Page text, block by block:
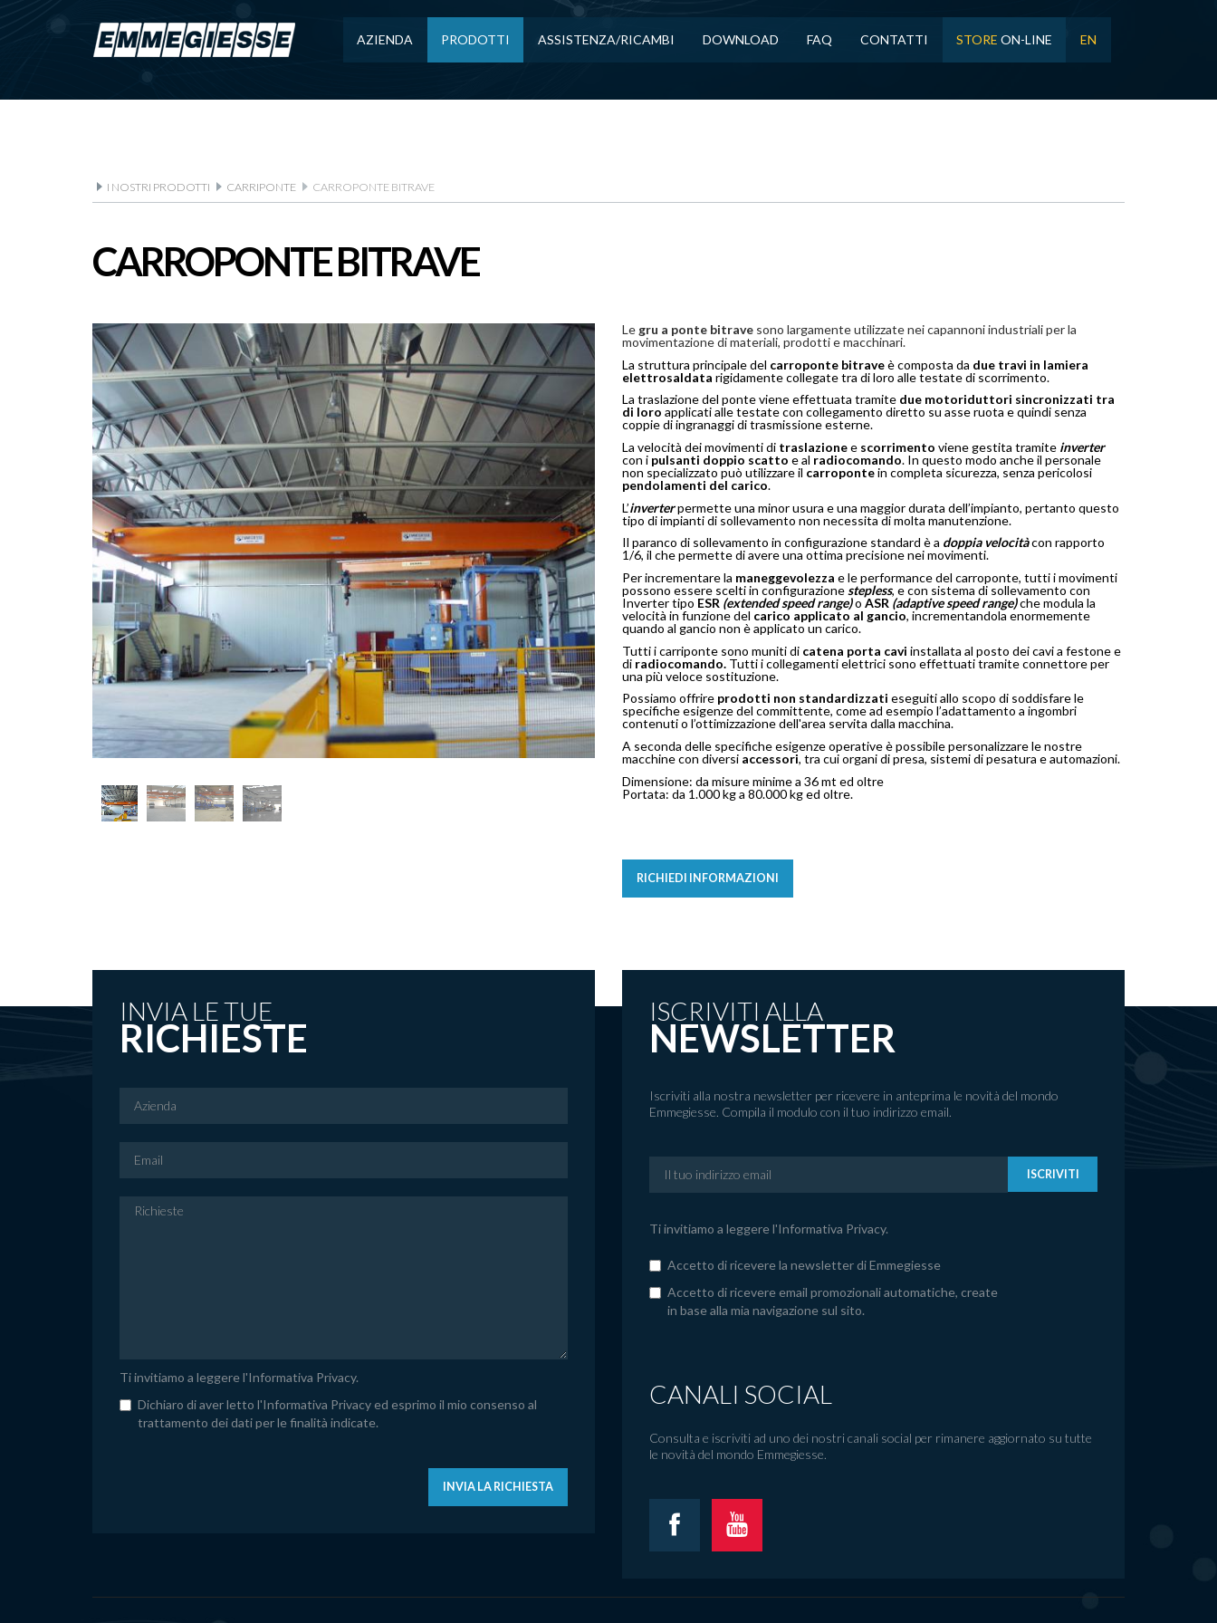
AZIENDA PRODOTTI ASSISTENZA/RICAMBI DOWNLOAD FAQ CONTATTI STORE ON-LINE EN
I NOSTRI PRODOTTI CARRIPONTE CARROPONTE BITRAVE
CARROPONTE BITRAVE
Le gru a ponte bitrave sono largamente utilizzate nei capannoni industriali per la
movimentazione di materiali, prodotti e macchinari.
La struttura principale del carroponte bitraveè composta da due travi in lamiera
elettrosaldata rigidamente collegate tra di loro alle testate di scorrimento.
La traslazione del ponte viene effettuata tramite due motoriduttori sincronizzati tra
di loro applicati alle testate con collegamento diretto su asse ruota e quindi senza
coppie di ingranaggi di trasmissione esterne.
La velocità dei movimenti di traslazionee scorrimento viene gestita tramite inverter
con i pulsanti doppio scatto e al radiocomando. In questo modo anche il personale
non specializzato può utilizzare il carropontein completa sicurezza, senza pericolosi
pendolamenti del carico.
L’inverterpermette una minor usura e una maggior durata dell’impianto, pertanto questo
tipo di impianti di sollevamento non necessita di molta manutenzione.
Il paranco di sollevamento in configurazione standard è a doppia velocitàcon rapporto
1/6, il che permette di avere una ottima precisione nei movimenti.
Per incrementare la maneggevolezza e le performance del carroponte, tutti i movimenti
possono essere scelti in configurazione stepless, e con sistema di sollevamento con
Inverter tipo ESR (extended speed range)oASR (adaptive speed range)che modula la
velocità in funzione del carico applicato al gancio, incrementandola enormemente
quando al gancio non è applicato un carico.
Tutti i carriponte sono muniti di catena porta cavi installata al posto dei cavi a festone e
di radiocomando. Tutti i collegamenti elettrici sono effettuati tramite connettore per
una più veloce sostituzione.
Possiamo offrire prodotti non standardizzati eseguiti allo scopo di soddisfare le
specifiche esigenze del committente, come ad esempio l’adattamento a ingombri
contenuti o l’ottimizzazione dell'area servita dalla macchina.
A seconda delle specifiche esigenze operative è possibile personalizzare le nostre
macchine con diversi accessori, tra cui organi di presa, sistemi di pesatura e automazioni.
Dimensione: da misure minime a 36 mt ed oltre
Portata: da 1.000 kg a 80.000 kg ed oltre.
RICHIEDI INFORMAZIONI
INVIA LE TUE
RICHIESTE
Ti invitiamo a leggere l'Informativa Privacy.
Dichiaro di aver letto l'Informativa Privacy ed esprimo il mio consenso al
trattamento dei dati per le finalità indicate.
INVIA LA RICHIESTA
ISCRIVITI ALLA
NEWSLETTER
Iscriviti alla nostra newsletter per ricevere in anteprima le novità del mondo
Emmegiesse. Compila il modulo con il tuo indirizzo email.
ISCRIVITI
Ti invitiamo a leggere l'Informativa Privacy.
Accetto di ricevere la newsletter di Emmegiesse
Accetto di ricevere email promozionali automatiche, create
in base alla mia navigazione sul sito.
CANALI SOCIAL
Consulta e iscriviti ad uno dei nostri canali social per rimanere aggiornato su tutte
le novità del mondo Emmegiesse.